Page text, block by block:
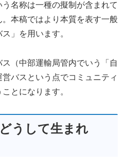
名称は一種の擬制が含まれて
本稿ではより本質を表す一般
」を用います。
（中部運輸局管内でいう「自
バスという点でコミュニティ
とになります。
うして生まれ